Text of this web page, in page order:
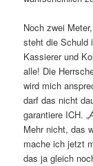
Noch zwei
steht die Schuld
Kassierer und
alle! Die
wird mich
darf das nicht
garantiere ICH. „
Mehr nicht, das
mache ich jetzt
das ja gleich